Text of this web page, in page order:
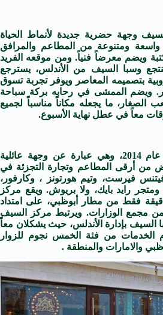
وجهة حضرية جديدة لأنماط الحياة
واسعة ومتنوعة من المطاعم والمرافق
ويضم معرضاً فنياً. ومن موقعه الفريد
وسبا السيف من الأندلس، يسترجع
بتصميمه المعاصر ويوفر تجربة تسوق
ويضم الممشى في رحابه بركة سباحة
ما يجعله مكاناً مناسباً لجميع
معاً في عطل نهاية الأسبوع.
تأسست قرية السيف في عام 2014، وهي عبارة عن وجهة عائلية
من أرقى المطاعم وتجارة التجزئة في
فيرست، وتيم هورتونز ، وكارفور،
ومتجر رايد بايك، ولا بريوش. ويقع مركز
مول على بعد 20 دقيقة فقط من مطار أبوظبي، على امتداد
مجمع الوزارات. ويرتبط مركز السيف
بإدارة الأندلس، حيث يشكلان معاً
الخدمات من فئة الخمس نجوم للزوار
والامارات والمنطقة .